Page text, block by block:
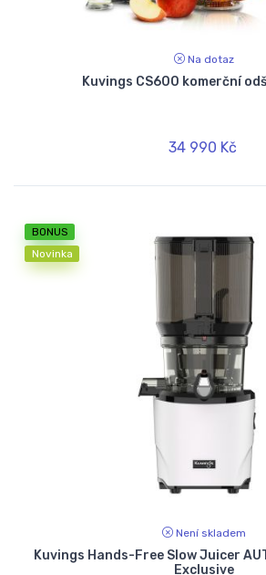
Na dotaz
Kuvings CS600 komerční
34 990 Kč
BONUS
Novinka
Není skladem
Kuvings Hands-Free Slow Juicer
Exclusive